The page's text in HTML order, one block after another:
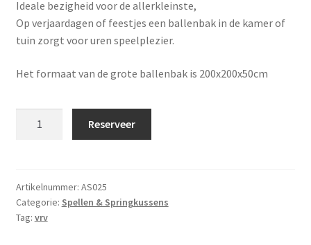
Ideale bezigheid voor de allerkleinste,
Op verjaardagen of feestjes een ballenbak in de kamer of
tuin zorgt voor uren speelplezier.
Het formaat van de grote ballenbak is 200x200x50cm
ballen
aantal
Reserveer
Artikelnummer: AS025
Categorie: Spellen & Springkussens
Tag: vrv